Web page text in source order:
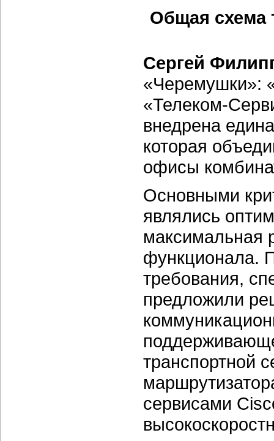
Общая схема
Сергей
«Черемушки»:
«Телеком-
внедрена
которая
офисы
Основными
являлись
максимальная
функционала.
требования,
предложили
транспортной
сервисами